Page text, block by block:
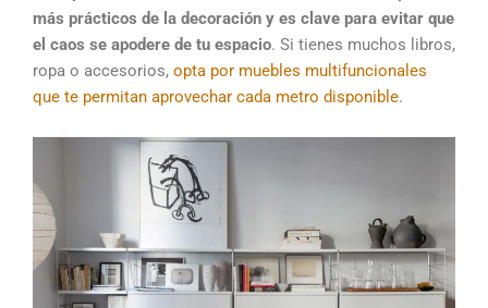
más prácticos de la decoración y es clave para evitar que
el caos se apodere de tu espacio. Si tienes muchos libros,
ropa o accesorios, opta por muebles multifuncionales
que te permitan aprovechar cada metro disponible.